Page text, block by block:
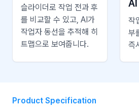
슬라이더로 작업 전과 후
를 비교할 수 있고, AI가
작업자 동선을 추적해 히
트맵으로 보여줍니다.
AI
작
부
즉
Product Specification